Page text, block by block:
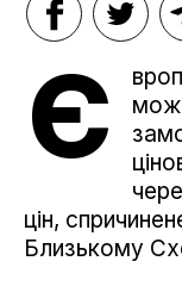
Є
цін,
Близькому